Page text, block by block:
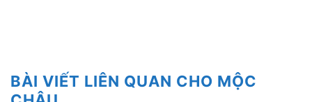
BÀI VIẾT LIÊN QUAN CHO MỘC